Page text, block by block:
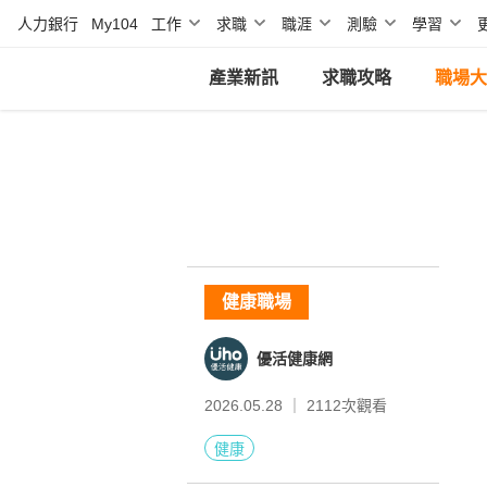
人力銀行 My104 工作 求職 職涯 測驗 學習
產業新訊 求職攻略 職場
健康職場
優活健康網
2026.05.28 ｜ 2112次觀看
健康